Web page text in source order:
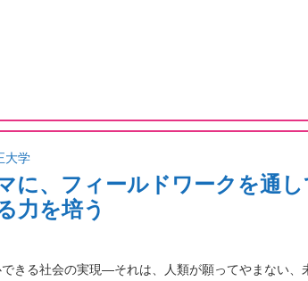
大学
に、フィールドワークを通
力を培う
きる社会の実現―それは、人類が願ってやまない、